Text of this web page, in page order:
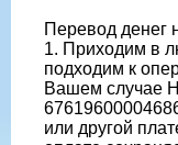
Перевод денег
1. Приходим в
подходим к
Вашем случае
или другой